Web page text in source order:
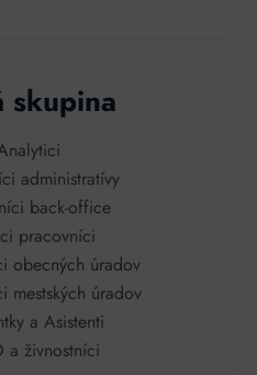
skupina
administratívy
back-office
pracovníci
obecných úradov
mestských úradov
a Asistenti
a živnostníci